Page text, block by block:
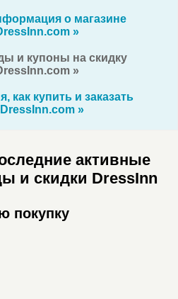
о магазине
»
и купоны на скидку
»
как купить и заказать
»
активные
и скидки DressInn
покупку